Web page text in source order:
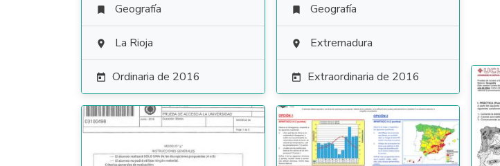
 Geografía
 La Rioja
 Ordinaria de 2016
 Geografía
 Extremadura
 Extraordinaria de 2016